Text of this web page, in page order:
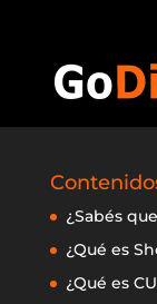
¿Sabés
¿Qué es
¿Qué es